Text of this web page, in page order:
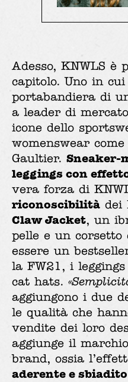
Adesso, KNWLS è
capitolo. Uno in
portabandiera di
a leader di
icone dello
womenswear
Gaultier. Sneaker-
leggings con
vera forza di
riconoscibilità dei
Claw Jacket, un
pelle e un corsetto
essere un
la FW21, i
cat hats.
aggiungono i due
le qualità che
vendite dei loro
aggiunge il
brand, ossia
aderente e sbiadito